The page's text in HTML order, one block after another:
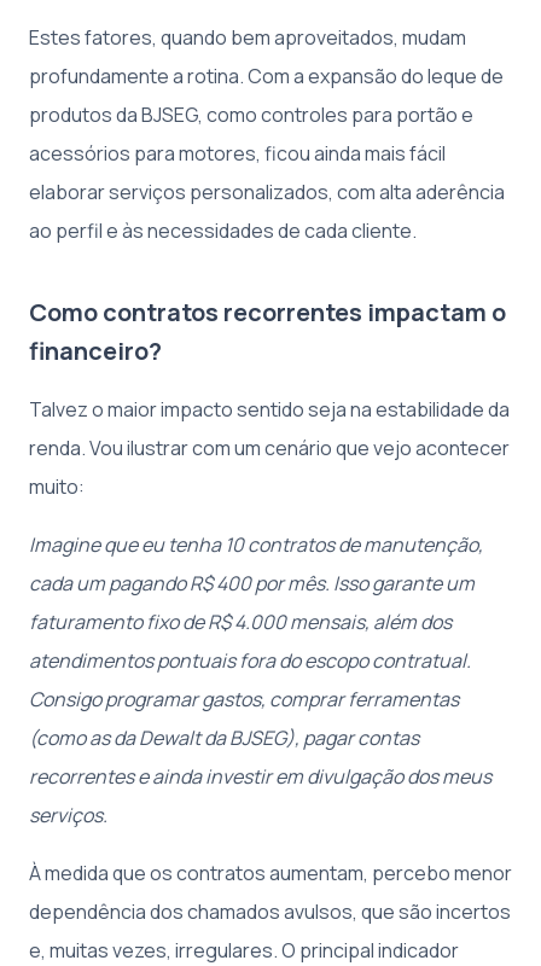
Estes fatores, quando bem aproveitados, mudam
profundamente a rotina. Com a expansão do leque de
produtos da BJSEG, como controles para portão e
acessórios para motores, ficou ainda mais fácil
elaborar serviços personalizados, com alta aderência
ao perfil e às necessidades de cada cliente.
Como contratos recorrentes impactam o
financeiro?
Talvez o maior impacto sentido seja na estabilidade da
renda. Vou ilustrar com um cenário que vejo acontecer
muito:
Imagine que eu tenha 10 contratos de manutenção,
cada um pagando R$ 400 por mês. Isso garante um
faturamento fixo de R$ 4.000 mensais, além dos
atendimentos pontuais fora do escopo contratual.
Consigo programar gastos, comprar ferramentas
(como as da Dewalt da BJSEG), pagar contas
recorrentes e ainda investir em divulgação dos meus
serviços.
À medida que os contratos aumentam, percebo menor
dependência dos chamados avulsos, que são incertos
e, muitas vezes, irregulares. O principal indicador